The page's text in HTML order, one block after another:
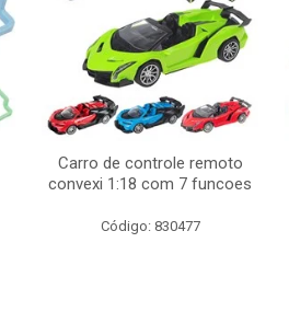
Carro de controle remoto
convexi 1:18 com 7 funcoes
Código: 830477